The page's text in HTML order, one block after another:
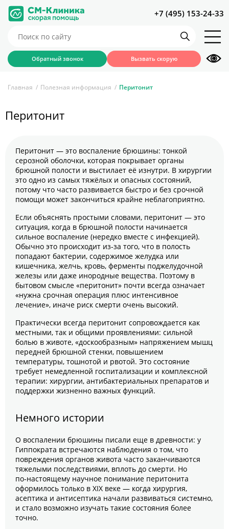
+7 (495) 153-24-33
Обратный звонок Вызвать скорую
Главная Полезная информация Перитонит
Перитонит
Перитонит — это воспаление брюшины: тонкой
серозной оболочки, которая покрывает органы
брюшной полости и выстилает её изнутри. В хирургии
это одно из самых тяжёлых и опасных состояний,
потому что часто развивается быстро и без срочной
помощи может закончиться крайне неблагоприятно.
Если объяснять простыми словами, перитонит — это
ситуация, когда в брюшной полости начинается
сильное воспаление (нередко вместе с инфекцией).
Обычно это происходит из‑за того, что в полость
попадают бактерии, содержимое желудка или
кишечника, желчь, кровь, ферменты поджелудочной
железы или даже инородные вещества. Поэтому в
бытовом смысле «перитонит» почти всегда означает
«нужна срочная операция плюс интенсивное
лечение», иначе риск смерти очень высокий.
Практически всегда перитонит сопровождается как
местными, так и общими проявлениями: сильной
болью в животе, «доскообразным» напряжением мышц
передней брюшной стенки, повышением
температуры, тошнотой и рвотой. Это состояние
требует немедленной госпитализации и комплексной
терапии: хирургии, антибактериальных препаратов и
поддержки жизненно важных функций.
Немного истории
О воспалении брюшины писали еще в древности: у
Гиппократа встречаются наблюдения о том, что
повреждения органов живота часто заканчиваются
тяжелыми последствиями, вплоть до смерти. Но
по‑настоящему научное понимание перитонита
оформилось только в XIX веке — когда хирургия,
асептика и антисептика начали развиваться системно,
и стало возможно изучать такие состояния более
точно.